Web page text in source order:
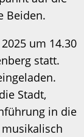
Beiden.
um 14.30
statt.
Stadt,
in die